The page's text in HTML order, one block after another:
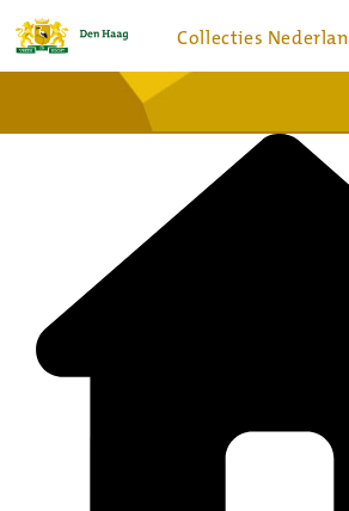
Collecties
Bronnen en collecties